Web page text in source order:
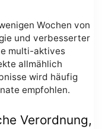
Wochen von
und verbesserter
multi-aktives
allmählich
wird häufig
empfohlen.
Verordnung,